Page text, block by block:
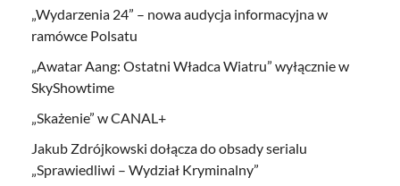
„Wydarzenia 24” – nowa audycja informacyjna w
ramówce Polsatu
„Awatar Aang: Ostatni Władca Wiatru” wyłącznie w
SkyShowtime
„Skażenie” w CANAL+
Jakub Zdrójkowski dołącza do obsady serialu
„Sprawiedliwi – Wydział Kryminalny”